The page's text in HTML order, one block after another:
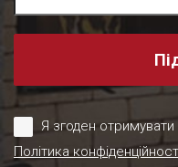
Я згоден отримувати
Політика